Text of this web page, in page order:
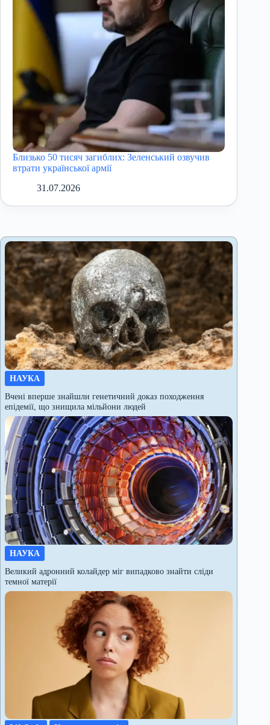
Близько 50 тисяч загиблих: Зеленський озвучив
втрати української армії
31.07.2026
НАУКА
Вчені вперше знайшли генетичний доказ походження
епідемії, що знищила мільйони людей
НАУКА
Великий адронний колайдер міг випадково знайти сліди
темної матерії